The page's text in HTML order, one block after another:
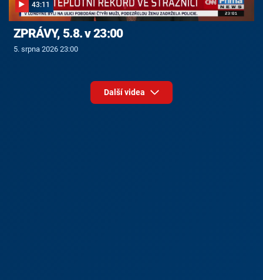
43:11
ZPRÁVY, 5.8. v 23:00
5. srpna 2026 23:00
Další videa